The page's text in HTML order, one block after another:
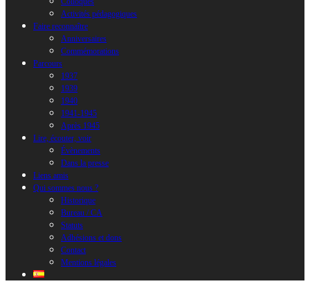
Activités pédagogiques
Faire reconnaître
Anniversaires
Commémorations
Parcours
1937
1939
1940
1941-1945
Après 1945
Lire, écouter, voir
Évènements
Dans la presse
Liens amis
Qui sommes nous ?
Historique
Bureau / CA
Statuts
Adhésions et dons
Contact
Mentions légales